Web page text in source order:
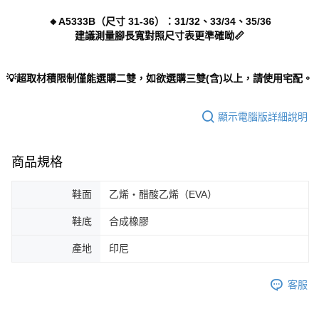
🔸A5333B（尺寸 31-36）：31/32、33/34、35/36
建議測量腳長寬對照尺寸表更準確呦📏
💡超取材積限制僅能選購二雙，如欲選購三雙(含)以上，請使用宅配。
顯示電腦版詳細說明
商品規格
鞋面 乙烯・醋酸乙烯（EVA）
鞋底 合成橡膠
產地 印尼
客服